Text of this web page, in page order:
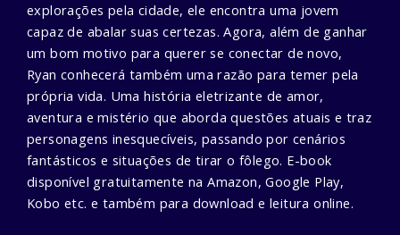
explorações pela cidade, ele encontra uma jovem
capaz de abalar suas certezas. Agora, além de ganhar
um bom motivo para querer se conectar de novo,
Ryan conhecerá também uma razão para temer pela
própria vida. Uma história eletrizante de amor,
aventura e mistério que aborda questões atuais e traz
personagens inesquecíveis, passando por cenários
fantásticos e situações de tirar o fôlego. E-book
disponível gratuitamente na Amazon, Google Play,
Kobo etc. e também para download e leitura online.